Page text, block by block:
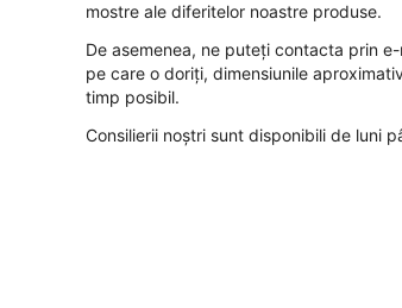
mostre ale diferitelor noastre produse.
De asemenea, ne puteți contacta prin e-
pe care o doriți, dimensiunile
timp posibil.
Consilierii noștri sunt disponibili de luni